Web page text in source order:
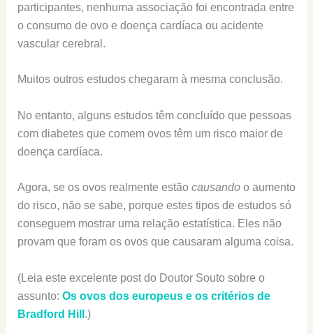
participantes, nenhuma associação foi encontrada entre
o consumo de ovo e doença cardíaca ou acidente
vascular cerebral.
Muitos outros estudos chegaram à mesma conclusão.
No entanto, alguns estudos têm concluído que pessoas
com diabetes que comem ovos têm um risco maior de
doença cardíaca.
Agora, se os ovos realmente estão causandoo aumento
do risco, não se sabe, porque estes tipos de estudos só
conseguem mostrar uma relação estatística. Eles não
provam que foram os ovos que causaram alguma coisa.
(Leia este excelente post do Doutor Souto sobre o
assunto: Os ovos dos europeus e os critérios de
Bradford Hill .)